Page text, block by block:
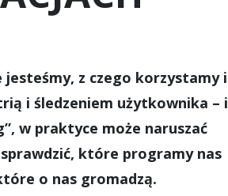
z czego korzystamy i
i śledzeniem użytkownika – i
w praktyce może naruszać
które programy nas
o nas gromadzą.